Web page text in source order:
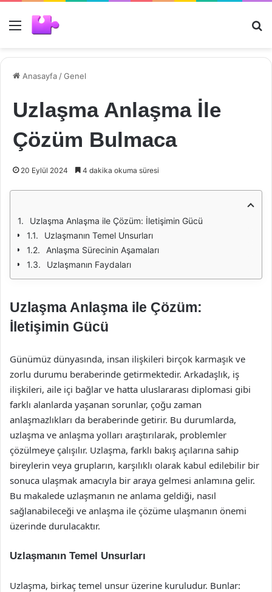
Menü
Anasayfa /Genel
Uzlaşma Anlaşma İle
Çözüm Bulmaca
20 Eylül 2024 4 dakika okuma süresi
Uzlaşma Anlaşma ile Çözüm: İletişimin Gücü
Uzlaşmanın Temel Unsurları
Anlaşma Sürecinin Aşamaları
Uzlaşmanın Faydaları
Uzlaşma Anlaşma ile Çözüm:
İletişimin Gücü
Günümüz dünyasında, insan ilişkileri birçok karmaşık ve
zorlu durumu beraberinde getirmektedir. Arkadaşlık, iş
ilişkileri, aile içi bağlar ve hatta uluslararası diplomasi gibi
farklı alanlarda yaşanan sorunlar, çoğu zaman
anlaşmazlıkları da beraberinde getirir. Bu durumlarda,
uzlaşma ve anlaşma yolları araştırılarak, problemler
çözülmeye çalışılır. Uzlaşma, farklı bakış açılarına sahip
bireylerin veya grupların, karşılıklı olarak kabul edilebilir bir
sonuca ulaşmak amacıyla bir araya gelmesi anlamına gelir.
Bu makalede uzlaşmanın ne anlama geldiği, nasıl
sağlanabileceği ve anlaşma ile çözüme ulaşmanın önemi
üzerinde durulacaktır.
Uzlaşmanın Temel Unsurları
Uzlaşma, birkaç temel unsur üzerine kuruludur. Bunlar: